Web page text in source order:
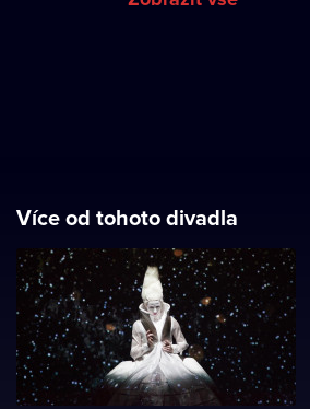
Více od tohoto divadla